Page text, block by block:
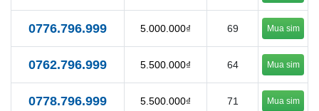
0776.796.999 5.000.000₫ 69 Mua sim
0762.796.999 5.500.000₫ 64 Mua sim
0778.796.999 5.500.000₫ 71 Mua sim